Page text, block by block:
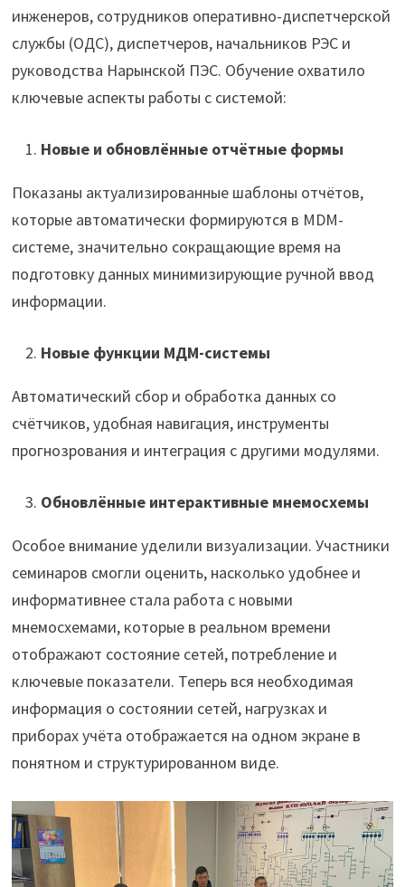
инженеров, сотрудников оперативно-диспетчерской
службы (ОДС), диспетчеров, начальников РЭС и
руководства Нарынской ПЭС. Обучение охватило
ключевые аспекты работы с системой:
Новые и обновлённые отчётные формы
Показаны актуализированные шаблоны отчётов,
которые автоматически формируются в MDM-
системе, значительно сокращающие время на
подготовку данных минимизирующие ручной ввод
информации.
Новые функции МДМ-системы
Автоматический сбор и обработка данных со
счётчиков, удобная навигация, инструменты
прогнозрования и интеграция с другими модулями.
Обновлённые интерактивные мнемосхемы
Особое внимание уделили визуализации. Участники
семинаров смогли оценить, насколько удобнее и
информативнее стала работа с новыми
мнемосхемами, которые в реальном времени
отображают состояние сетей, потребление и
ключевые показатели. Теперь вся необходимая
информация о состоянии сетей, нагрузках и
приборах учёта отображается на одном экране в
понятном и структурированном виде.